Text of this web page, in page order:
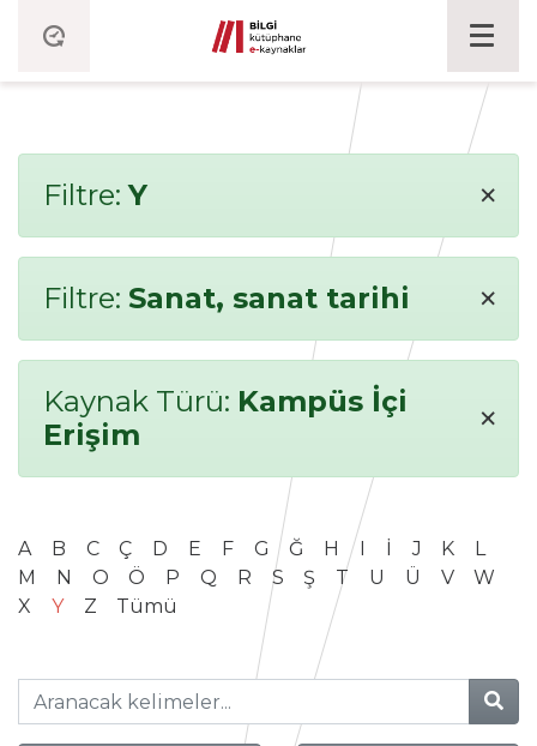
Filtre:Y ×
Filtre: Sanat, sanat tarihi ×
Kaynak Türü: Kampüs İçi
Erişim
×
A B C Ç D E F G Ğ H I İ J K
L
M
N O Ö P Q R S Ş T U Ü V
W
X
Y Z Tümü